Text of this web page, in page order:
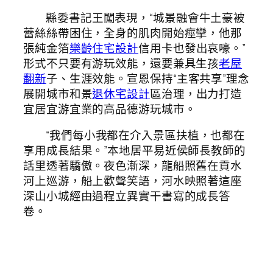
縣委書記王闖表現，“城景融會牛土豪被
蕾絲絲帶困住，全身的肌肉開始痙攣，他那
張純金箔樂齡住宅設計信用卡也發出哀嚎。”
形式不只要有游玩效能，還要兼具生孩老屋
翻新子、生涯效能。宣恩保持“主客共享”理念
展開城市和景退休宅設計區治理，出力打造
宜居宜游宜業的高品德游玩城市。
“我們每小我都在介入景區扶植，也都在
享用成長結果。”本地居平易近侯師長教師的
話里透著驕傲。夜色漸深，龍船照舊在貢水
河上巡游，船上歡聲笑語，河水映照著這座
深山小城經由過程立異實干書寫的成長答
卷。